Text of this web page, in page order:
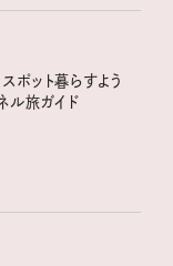
ポット暮らすよう
ル旅ガイド